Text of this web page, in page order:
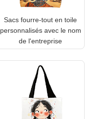
Sacs fourre-tout en toile
personnalisés avec le nom
de l'entreprise